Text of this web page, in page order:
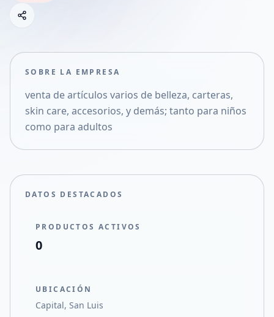
Compartir empresa
Compartir en X
SOBRE LA EMPRESA
venta de artículos varios de belleza, carteras,
skin care, accesorios, y demás; tanto para niños
como para adultos
DATOS DESTACADOS
PRODUCTOS ACTIVOS
0
UBICACIÓN
Capital, San Luis